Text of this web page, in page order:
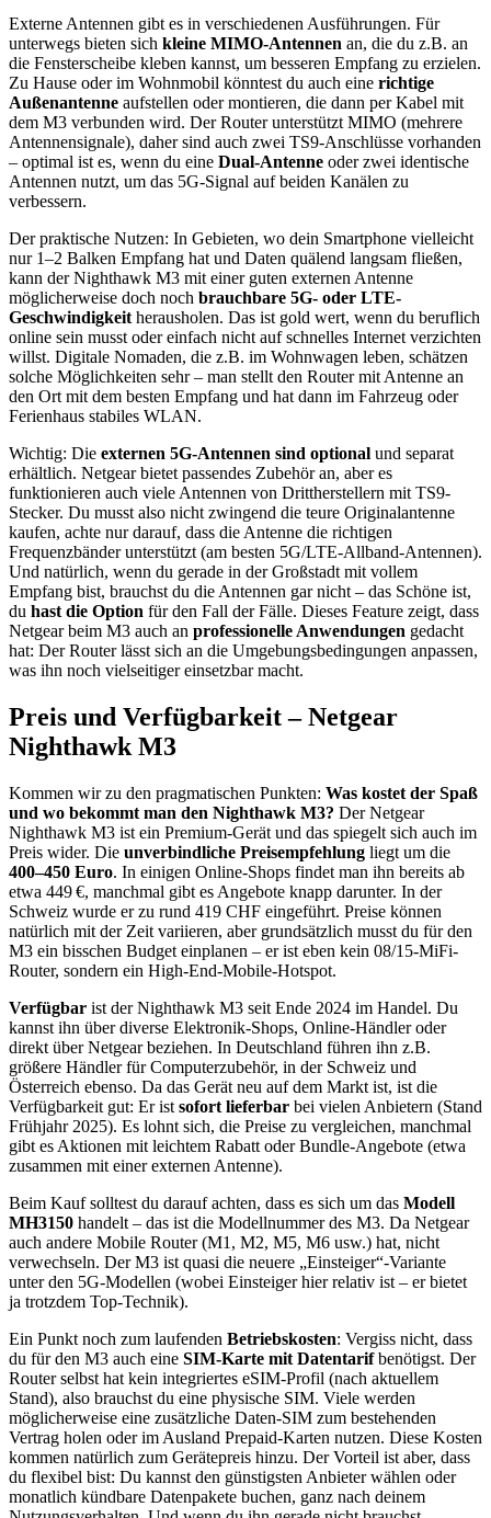
Externe Antennen gibt es in verschiedenen Ausführungen. Für
unterwegs bieten sich kleine MIMO-Antennen an, die du z.B. an
die Fensterscheibe kleben kannst, um besseren Empfang zu erzielen.
Zu Hause oder im Wohnmobil könntest du auch eine richtige
Außenantenne aufstellen oder montieren, die dann per Kabel mit
dem M3 verbunden wird. Der Router unterstützt MIMO (mehrere
Antennensignale), daher sind auch zwei TS9-Anschlüsse vorhanden
– optimal ist es, wenn du eine Dual-Antenne oder zwei identische
Antennen nutzt, um das 5G-Signal auf beiden Kanälen zu
verbessern.
Der praktische Nutzen: In Gebieten, wo dein Smartphone vielleicht
nur 1–2 Balken Empfang hat und Daten quälend langsam fließen,
kann der Nighthawk M3 mit einer guten externen Antenne
möglicherweise doch noch brauchbare 5G- oder LTE-
Geschwindigkeit herausholen. Das ist gold wert, wenn du beruflich
online sein musst oder einfach nicht auf schnelles Internet verzichten
willst. Digitale Nomaden, die z.B. im Wohnwagen leben, schätzen
solche Möglichkeiten sehr – man stellt den Router mit Antenne an
den Ort mit dem besten Empfang und hat dann im Fahrzeug oder
Ferienhaus stabiles WLAN.
Wichtig: Die externen 5G-Antennen sind optional und separat
erhältlich. Netgear bietet passendes Zubehör an, aber es
funktionieren auch viele Antennen von Drittherstellern mit TS9-
Stecker. Du musst also nicht zwingend die teure Originalantenne
kaufen, achte nur darauf, dass die Antenne die richtigen
Frequenzbänder unterstützt (am besten 5G/LTE-Allband-Antennen).
Und natürlich, wenn du gerade in der Großstadt mit vollem
Empfang bist, brauchst du die Antennen gar nicht – das Schöne ist,
du hast die Option für den Fall der Fälle. Dieses Feature zeigt, dass
Netgear beim M3 auch an professionelle Anwendungen gedacht
hat: Der Router lässt sich an die Umgebungsbedingungen anpassen,
was ihn noch vielseitiger einsetzbar macht.
Preis und Verfügbarkeit – Netgear
Nighthawk M3
Kommen wir zu den pragmatischen Punkten: Was kostet der Spaß
und wo bekommt man den Nighthawk M3? Der Netgear
Nighthawk M3 ist ein Premium-Gerät und das spiegelt sich auch im
Preis wider. Die unverbindliche Preisempfehlung liegt um die
400–450 Euro. In einigen Online-Shops findet man ihn bereits ab
etwa 449 €, manchmal gibt es Angebote knapp darunter. In der
Schweiz wurde er zu rund 419 CHF eingeführt. Preise können
natürlich mit der Zeit variieren, aber grundsätzlich musst du für den
M3 ein bisschen Budget einplanen – er ist eben kein 08/15-MiFi-
Router, sondern ein High-End-Mobile-Hotspot.
Verfügbar ist der Nighthawk M3 seit Ende 2024 im Handel. Du
kannst ihn über diverse Elektronik-Shops, Online-Händler oder
direkt über Netgear beziehen. In Deutschland führen ihn z.B.
größere Händler für Computerzubehör, in der Schweiz und
Österreich ebenso. Da das Gerät neu auf dem Markt ist, ist die
Verfügbarkeit gut: Er ist sofort lieferbar bei vielen Anbietern (Stand
Frühjahr 2025). Es lohnt sich, die Preise zu vergleichen, manchmal
gibt es Aktionen mit leichtem Rabatt oder Bundle-Angebote (etwa
zusammen mit einer externen Antenne).
Beim Kauf solltest du darauf achten, dass es sich um das Modell
MH3150 handelt – das ist die Modellnummer des M3. Da Netgear
auch andere Mobile Router (M1, M2, M5, M6 usw.) hat, nicht
verwechseln. Der M3 ist quasi die neuere „Einsteiger“-Variante
unter den 5G-Modellen (wobei Einsteiger hier relativ ist – er bietet
ja trotzdem Top-Technik).
Ein Punkt noch zum laufenden Betriebskosten: Vergiss nicht, dass
du für den M3 auch eine SIM-Karte mit Datentarifbenötigst. Der
Router selbst hat kein integriertes eSIM-Profil (nach aktuellem
Stand), also brauchst du eine physische SIM. Viele werden
möglicherweise eine zusätzliche Daten-SIM zum bestehenden
Vertrag holen oder im Ausland Prepaid-Karten nutzen. Diese Kosten
kommen natürlich zum Gerätepreis hinzu. Der Vorteil ist aber, dass
du flexibel bist: Du kannst den günstigsten Anbieter wählen oder
monatlich kündbare Datenpakete buchen, ganz nach deinem